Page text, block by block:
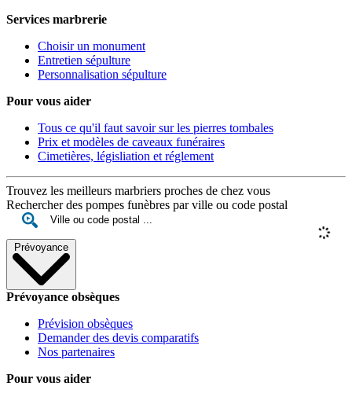
Services marbrerie
Choisir un monument
Entretien sépulture
Personnalisation sépulture
Pour vous aider
Tous ce qu'il faut savoir sur les pierres tombales
Prix et modèles de caveaux funéraires
Cimetières, législiation et réglement
Trouvez les meilleurs marbriers proches de chez vous
Rechercher des pompes funèbres par ville ou code postal
Prévoyance
Prévoyance obsèques
Prévision obsèques
Demander des devis comparatifs
Nos partenaires
Pour vous aider